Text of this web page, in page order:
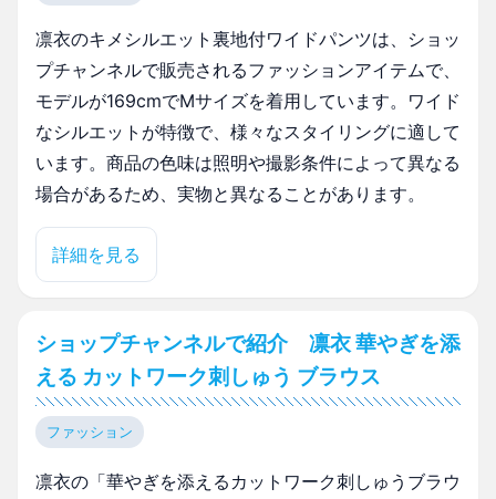
凛衣のキメシルエット裏地付ワイドパンツは、ショッ
プチャンネルで販売されるファッションアイテムで、
モデルが169cmでMサイズを着用しています。ワイド
なシルエットが特徴で、様々なスタイリングに適して
います。商品の色味は照明や撮影条件によって異なる
場合があるため、実物と異なることがあります。
詳細を見る
ショップチャンネルで紹介 凛衣 華やぎを添
える カットワーク刺しゅう ブラウス
ファッション
凛衣の「華やぎを添えるカットワーク刺しゅうブラウ